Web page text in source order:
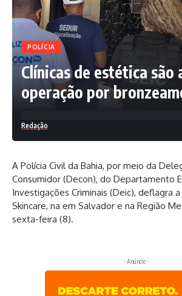
POLÍCIA
Clínicas de estética são
operação por
Redação
A Polícia Civil da Bahia, por meio da
Consumidor (Decon), do Departamento
Investigações Criminais (Deic), deflagra
Skincare, na em Salvador e na Região
sexta-feira (8).
- Anúncio -